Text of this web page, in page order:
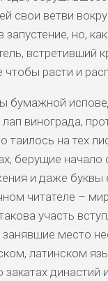
свои ветви
запустение, но,
встретивший
расти и
бумажной
винограда,
таилось на тех
берущие
и даже буквы
читателе –
участь
занявшие место
латинском
закатах